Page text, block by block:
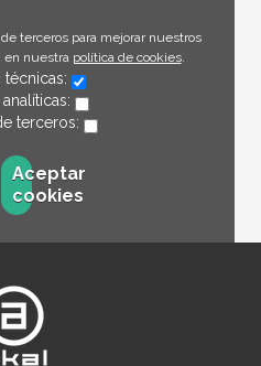
terceros para mejorar nuestros
en nuestra política de cookies.
técnicas:
terceros:
Aceptar
cookies